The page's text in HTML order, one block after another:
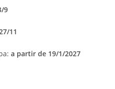
9
11
a partir de 19/1/2027